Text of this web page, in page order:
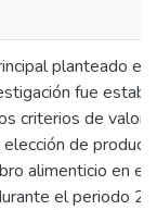
planteado en
fue
criterios de
de
alimenticio en el
el periodo